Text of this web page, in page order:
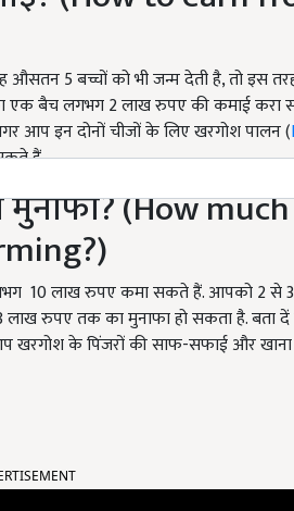
5 बच्चों को भी जन्म देती है, तो इस
एक बैच लगभग 2 लाख रुपए की कमाई करा
आप इन दोनों चीजों के लिए खरगोश पालन (
हैं.
(How
10 लाख रुपए कमा सकते हैं. आपको 2 से
रुपए तक का मुनाफा हो सकता है. बता
खरगोश के पिंजरों की साफ-सफाई और